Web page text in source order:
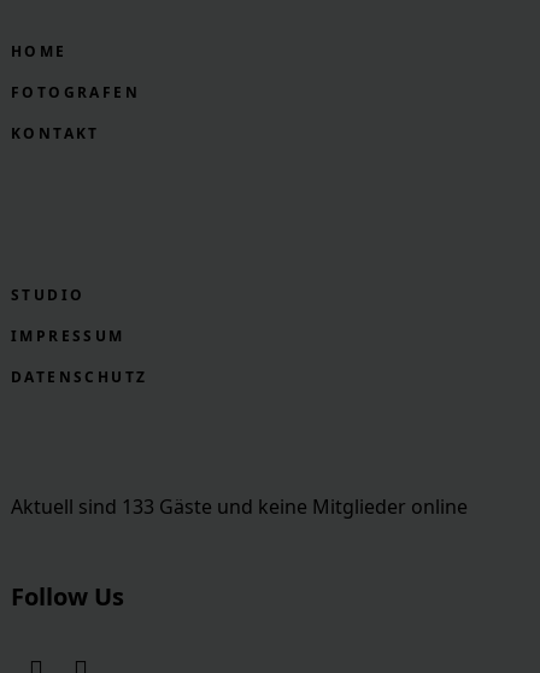
HOME
FOTOGRAFEN
KONTAKT
STUDIO
IMPRESSUM
DATENSCHUTZ
Aktuell sind 133 Gäste und keine Mitglieder online
Follow Us